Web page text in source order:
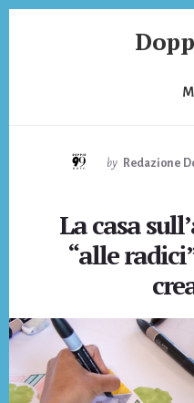
by Redazione
La casa
“alle